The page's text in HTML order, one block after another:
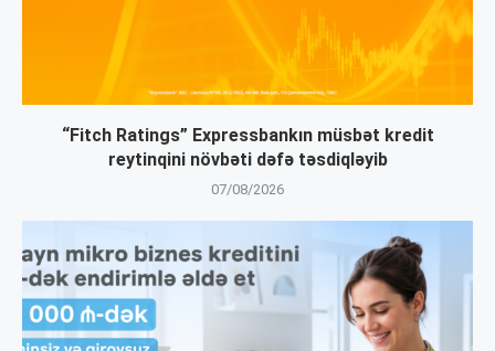
“Fitch Ratings” Expressbankın müsbət kredit
reytinqini növbəti dəfə təsdiqləyib
07/08/2026